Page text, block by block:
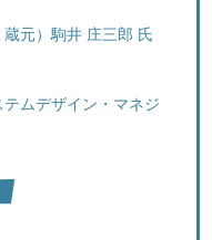
元）駒井 庄三郎 氏
ムデザイン・マネジ